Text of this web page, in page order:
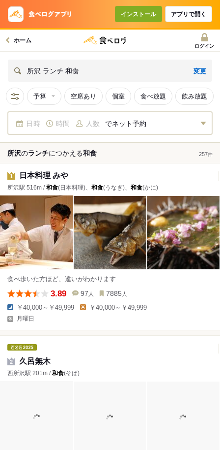
インストール アプリで開く
ホーム
ログイン
所沢 ランチ 和食 変更
予算 空席あり 個室 食べ放題 飲み放題
日時 時間 人数 でネット予約
所沢のランチにつかえる和食 257件
1 日本料理 みや
所沢駅 516m /和食(日本料理)、 和食(うなぎ)、 和食(かに)
食べ歩いた方ほど、違いがわかります
3.89 97 人 7885 人
￥40,000～￥49,999 ￥40,000～￥49,999
月曜日
2 久呂無木
西所沢駅 201m /和食(そば)